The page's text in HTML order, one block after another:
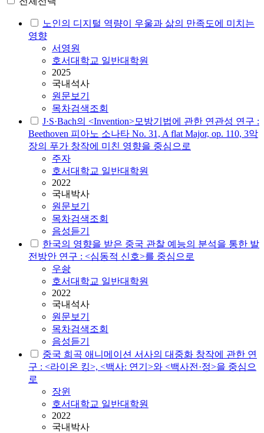
노인의 디지털 역량이 우울과 삶의 만족도에 미치는
영향
서영원
호서대학교 일반대학원
2025
국내석사
원문보기
목차검색조회
J·S·Bach의 <Invention>모방기법에 관한 연관성 연구 :
Beethoven 피아노 소나타 No. 31, A flat Major, op. 110, 3악
장의 푸가 창작에 미친 영향을 중심으로
주자
호서대학교 일반대학원
2022
국내박사
원문보기
목차검색조회
음성듣기
한국의 영향을 받은 중국 관찰 예능의 분석을 통한 발
전방안 연구 : <심동적 신호>를 중심으로
우솽
호서대학교 일반대학원
2022
국내석사
원문보기
목차검색조회
음성듣기
중국 희곡 애니메이션 서사의 대중화 창작에 관한 연
구 : <라이온 킹>, <백사: 연기>와 <백사전·정>을 중심으
로
장윈
호서대학교 일반대학원
2022
국내박사